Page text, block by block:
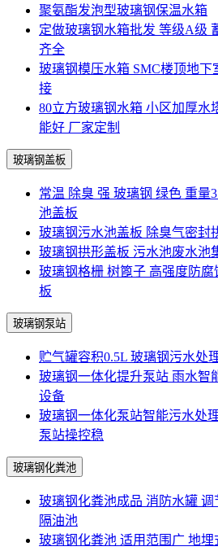
聚氨酯发泡型玻璃钢保温水箱
定做玻璃钢水箱批发 等级A级
齐全
玻璃钢模压水箱 SMC楼顶地
接
80立方玻璃钢水箱 小区加厚水
能好 厂家定制
玻璃钢盖板
常温 除臭 强 玻璃钢 绿色 重量
池盖板
玻璃钢污水池盖板 除臭气密封
玻璃钢拱形盖板 污水池废水池
玻璃钢格栅 树篦子 高强度防
板
玻璃钢泵站
贮气罐容积0.5L 玻璃钢污水处
玻璃钢一体化提升泵站 雨水智
设备
玻璃钢一体化泵站智能污水处
泵站操控稳
玻璃钢化粪池
玻璃钢化粪池成品 消防水罐 调
隔油池
玻璃钢化粪池 适用范围广 地